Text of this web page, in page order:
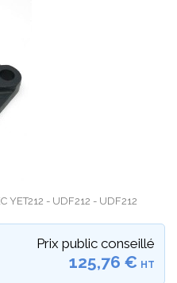
YET212 - UDF212 - UDF212
Prix public conseillé
125,76 € HT